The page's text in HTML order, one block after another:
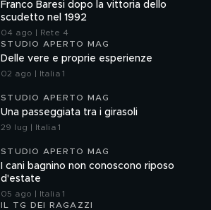
Franco Baresi dopo la vittoria dello
scudetto nel 1992
04 ago | Rete 4
STUDIO APERTO MAG
Delle vere e proprie esperienze
02 ago | Italia 1
STUDIO APERTO MAG
Una passeggiata tra i girasoli
29 lug | Italia 1
STUDIO APERTO MAG
I cani bagnino non conoscono riposo
d'estate
05 ago | Italia 1
IL TG DEI RAGAZZI